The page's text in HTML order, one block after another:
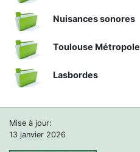
Nuisances sonores
Toulouse Métropole
Lasbordes
Mise à jour:
13 janvier 2026